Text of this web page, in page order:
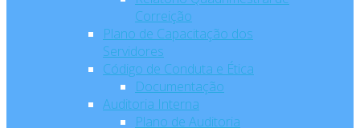
Correição
Plano de Capacitação dos
Servidores
Código de Conduta e Ética
Documentação
Auditoria Interna
Plano de Auditoria